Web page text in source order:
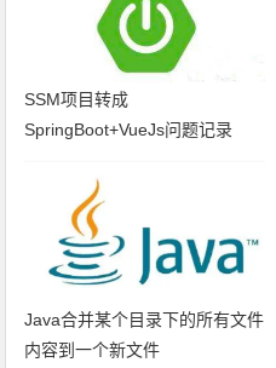
SSM项目转成
SpringBoot+VueJs问题记录
Java合并某个目录下的所有文件
内容到一个新文件